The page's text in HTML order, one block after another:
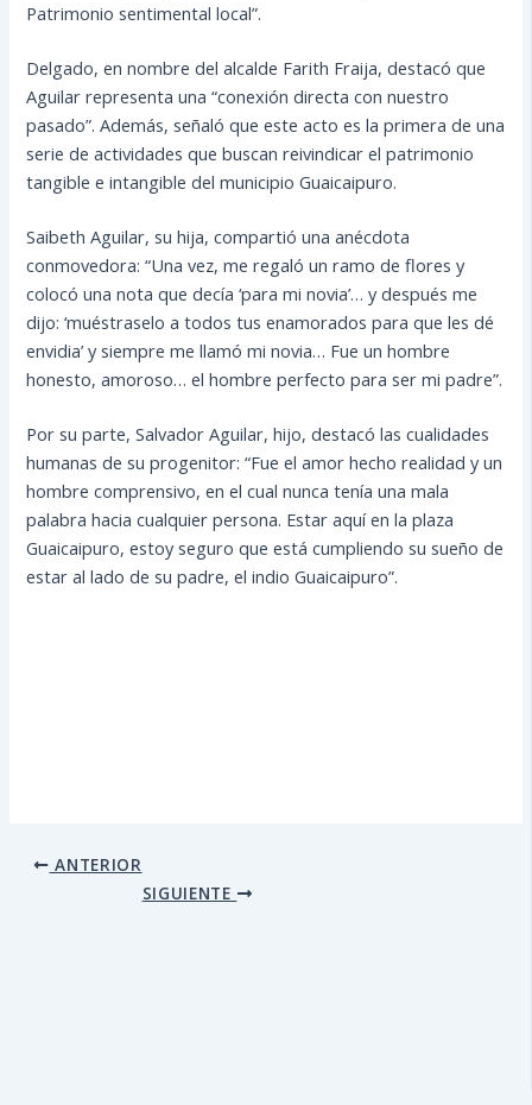
Patrimonio sentimental local”.
Delgado, en nombre del alcalde Farith Fraija, destacó que
Aguilar representa una “conexión directa con nuestro
pasado”. Además, señaló que este acto es la primera de una
serie de actividades que buscan reivindicar el patrimonio
tangible e intangible del municipio Guaicaipuro.
Saibeth Aguilar, su hija, compartió una anécdota
conmovedora: “Una vez, me regaló un ramo de flores y
colocó una nota que decía ‘para mi novia’… y después me
dijo: ‘muéstraselo a todos tus enamorados para que les dé
envidia’ y siempre me llamó mi novia… Fue un hombre
honesto, amoroso… el hombre perfecto para ser mi padre”.
Por su parte, Salvador Aguilar, hijo, destacó las cualidades
humanas de su progenitor: “Fue el amor hecho realidad y un
hombre comprensivo, en el cual nunca tenía una mala
palabra hacia cualquier persona. Estar aquí en la plaza
Guaicaipuro, estoy seguro que está cumpliendo su sueño de
estar al lado de su padre, el indio Guaicaipuro”.
ANTERIOR
SIGUIENTE